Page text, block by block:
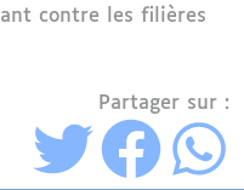
contre les filières
Partager sur :